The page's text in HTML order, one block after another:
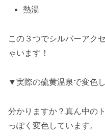
熱湯
この３つでシルバーアク
ゃいます！
▼実際の硫黄温泉で変色
分かりますか？真ん中の
っぽく変色しています。